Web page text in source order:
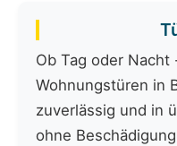
Ob Tag oder
Wohnungstüren in
zuverlässig und in
ohne